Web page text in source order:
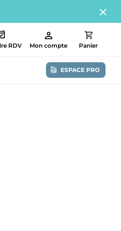
RDV Mon compte Panier
ESPACE PRO